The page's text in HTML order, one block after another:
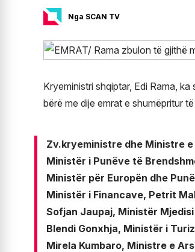
Nga SCAN TV
Kryeministri shqiptar, Edi Rama,
bërë me dije emrat e shumëpritur
Zv.kryeministre dhe Ministre
Ministër i Punëve të
Ministër për Europën dhe
Ministër i Financave, Petrit
Sofjan Jaupaj, Ministër Mjedisi
Blendi Gonxhja, Ministër i
Mirela Kumbaro, Ministre e